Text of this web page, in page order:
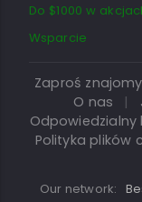
Do $1000 w
Wsparcie
Zaproś
O nas
|
Odpowiedzialny
Polityka plików
Our network: